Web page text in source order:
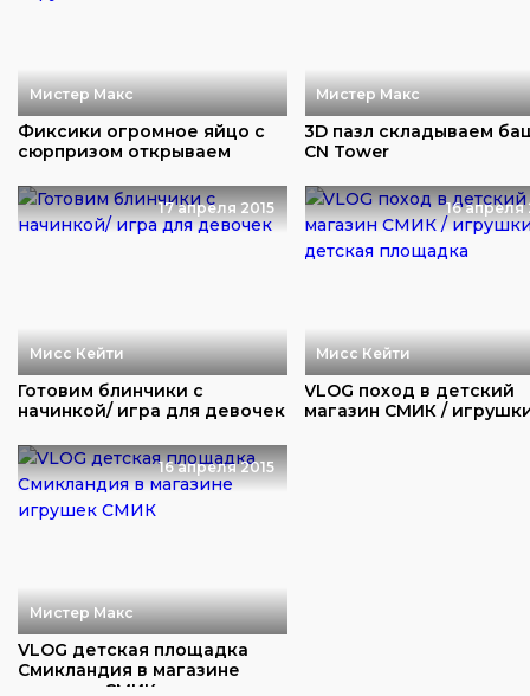
Мистер Макс
Фиксики огромное яйцо с
сюрпризом открываем
Мистер Макс
3D пазл складываем
CN Tower
17 апреля 2015
Мисс Кейти
Готовим блинчики с
начинкой/ игра для девочек
16 апреля
Мисс Кейти
VLOG поход в детский
магазин СМИК /
16 апреля 2015
Мистер Макс
VLOG детская площадка
Смикландия в магазине
игрушек СМИК